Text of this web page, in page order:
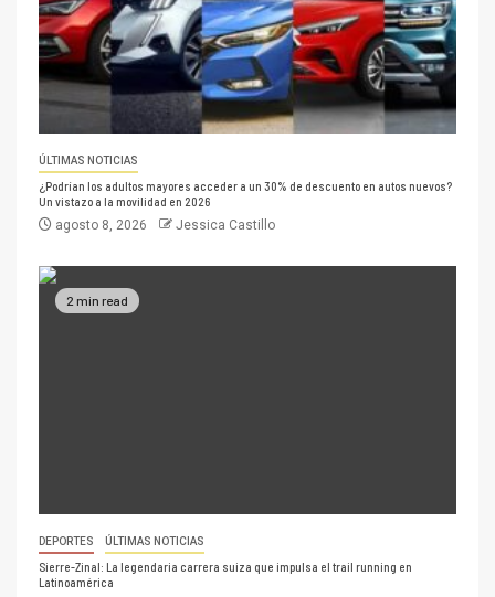
ÚLTIMAS NOTICIAS
¿Podrían los adultos mayores acceder a un 30% de descuento en autos nuevos?
Un vistazo a la movilidad en 2026
agosto 8, 2026 Jessica Castillo
2 min read
DEPORTES ÚLTIMAS NOTICIAS
Sierre-Zinal: La legendaria carrera suiza que impulsa el trail running en
Latinoamérica